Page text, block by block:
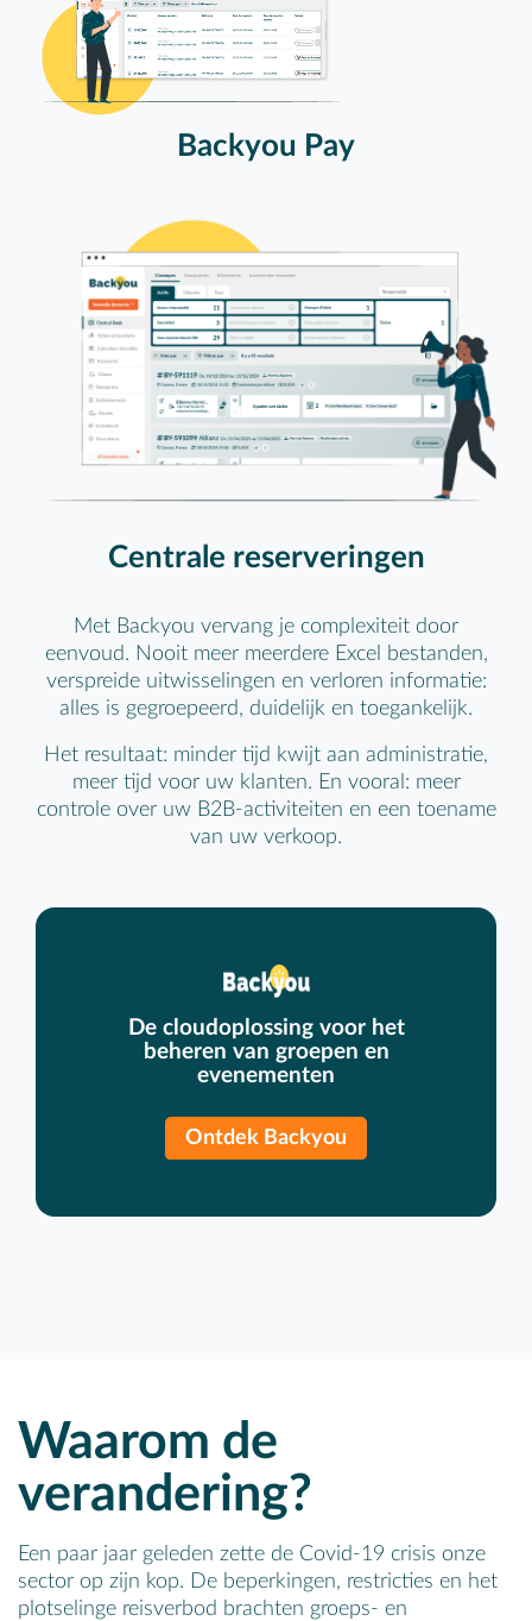
Backyou Pay
Centrale reserveringen
Met Backyou vervang je complexiteit door
eenvoud. Nooit meer meerdere Excel bestanden,
verspreide uitwisselingen en verloren informatie:
alles is gegroepeerd, duidelijk en toegankelijk.
Het resultaat: minder tijd kwijt aan administratie,
meer tijd voor uw klanten. En vooral: meer
controle over uw B2B-activiteiten en een toename
van uw verkoop.
De cloudoplossing voor het
beheren van groepen en
evenementen
Ontdek Backyou
Waarom de
verandering?
Een paar jaar geleden zette de Covid-19 crisis onze
sector op zijn kop. De beperkingen, restricties en het
plotselinge reisverbod brachten groeps- en